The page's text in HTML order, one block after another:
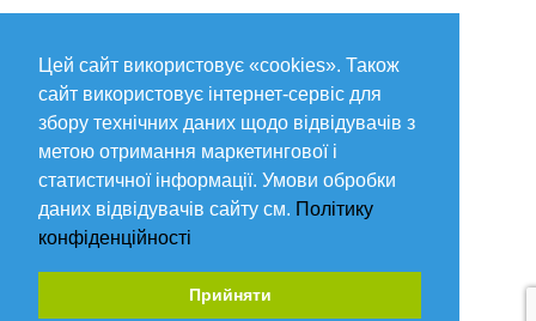
Цей сайт використовує «cookies». Також
сайт використовує інтернет-сервіс для
збору технічних даних щодо відвідувачів з
метою отримання маркетингової і
статистичної інформації. Умови обробки
даних відвідувачів сайту см. Політику
конфіденційності
Прийняти